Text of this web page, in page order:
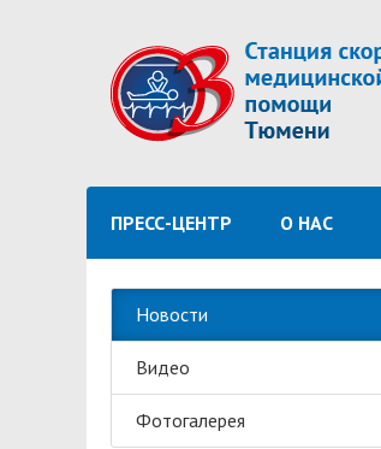
ПРЕСС-ЦЕНТР О НАС
Новости
Видео
Фотогалерея